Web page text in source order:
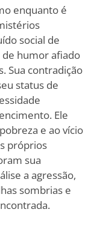
enquanto é
social de
de humor afiado
Sua contradição
status de
Ele
e ao vício
próprios
sua
a agressão,
sombrias e